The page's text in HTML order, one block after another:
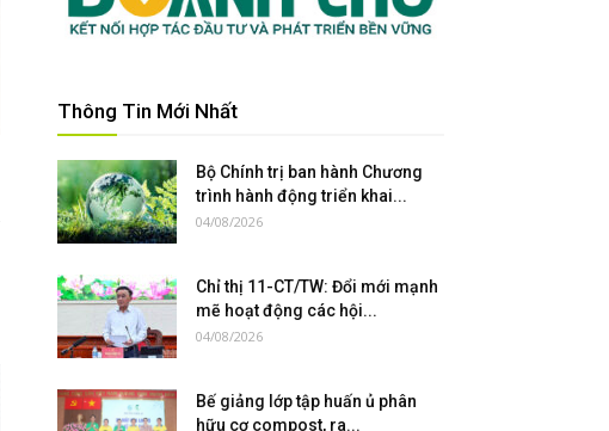
Thông Tin Mới Nhất
Bộ Chính trị ban hành Chương
trình hành động triển khai...
04/08/2026
Chỉ thị 11-CT/TW: Đổi mới mạnh
mẽ hoạt động các hội...
04/08/2026
Bế giảng lớp tập huấn ủ phân
hữu cơ compost, ra...